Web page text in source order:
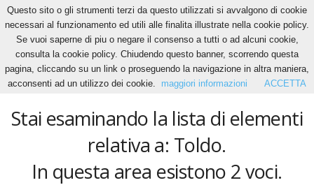
Home Tags Toldo
Toldo
Stai esaminando la lista di elementi
relativa a: Toldo.
In questa area esistono 2 voci.
Questo sito o gli strumenti terzi da questo utilizzati si avvalgono di cookie
necessari al funzionamento ed utili alle finalita illustrate nella cookie policy.
Se vuoi saperne di piu o negare il consenso a tutti o ad alcuni cookie,
consulta la cookie policy. Chiudendo questo banner, scorrendo questa
pagina, cliccando su un link o proseguendo la navigazione in altra maniera,
acconsenti ad un utilizzo dei cookie.
maggiori informazioni ACCETTA